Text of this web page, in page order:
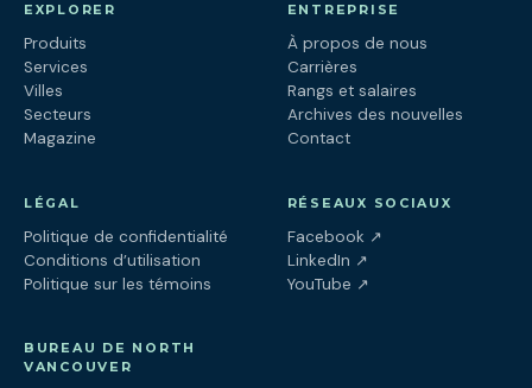
EXPLORER
Produits
Services
Villes
Secteurs
Magazine
ENTREPRISE
À propos de nous
Carrières
Rangs et salaires
Archives des nouvelles
Contact
LÉGAL
Politique de confidentialité
Conditions d’utilisation
Politique sur les témoins
RÉSEAUX SOCIAUX
Facebook ↗(ouvre dans un
LinkedIn ↗(ouvre dans un
YouTube ↗(ouvre dans un
BUREAU DE NORTH
VANCOUVER